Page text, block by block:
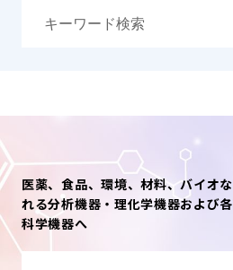
医薬、食品、環境、材料、バイオ
れる分析機器・理化学機器および
科学機器へ